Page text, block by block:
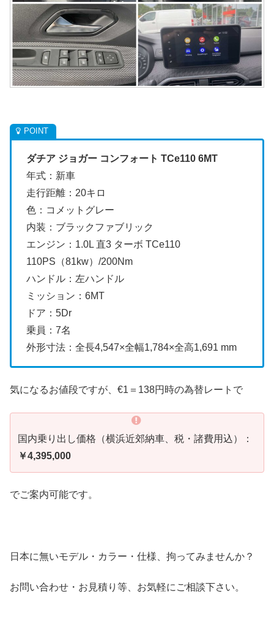
ダチア ジョガー コンフォート TCe110 6MT
年式：新車
走行距離：20キロ
色：コメットグレー
内装：ブラックファブリック
エンジン：1.0L 直3 ターボ TCe110
110PS（81kw）/200Nm
ハンドル：左ハンドル
ミッション：6MT
ドア：5Dr
乗員：7名
外形寸法：全長4,547×全幅1,784×全高1,691 mm
気になるお値段ですが、€1＝138円時の為替レートで
国内乗り出し価格（横浜近郊納車、税・諸費用込）：
￥4,395,000
でご案内可能です。
日本に無いモデル・カラー・仕様、拘ってみませんか？
お問い合わせ・お見積り等、お気軽にご相談下さい。